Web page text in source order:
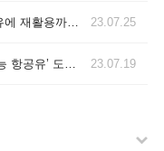
[이뉴스투데이] “바이오 항공유에 재활용까지”···항공사에 부는 친환경바람 23.07.25
[서울신문] 대한항공, ‘지속가능 항공유’ 도입 등 탄소 감축 노력 23.07.19